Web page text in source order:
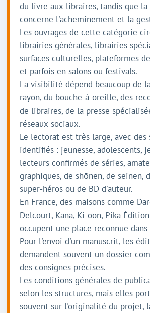
du livre aux libraires, tandis que
concerne l'acheminement et la
Les ouvrages de cette catégorie
librairies générales, librairies
surfaces culturelles, plateformes
et parfois en salons ou festivals.
La visibilité dépend beaucoup de
rayon, du bouche-à-oreille, des
de libraires, de la presse
réseaux sociaux.
Le lectorat est très large, avec des
identifiés : jeunesse, adolescents,
lecteurs confirmés de séries,
graphiques, de shōnen, de seinen,
super-héros ou de BD d'auteur.
En France, des maisons comme
Delcourt, Kana, Ki-oon, Pika
occupent une place reconnue dans
Pour l'envoi d'un manuscrit, les
demandent souvent un dossier
des consignes précises.
Les conditions générales de
selon les structures, mais elles
souvent sur l'originalité du projet,